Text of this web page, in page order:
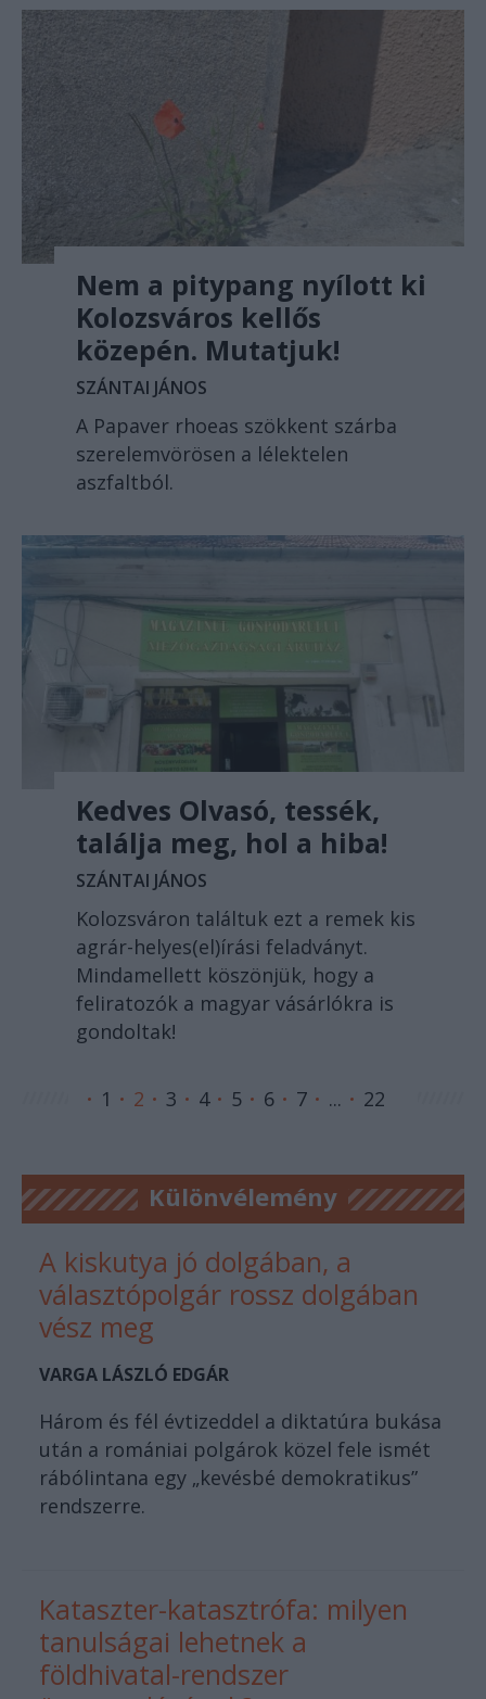
Nem a pitypang nyílott ki
Kolozsváros kellős
közepén. Mutatjuk!
SZÁNTAI JÁNOS
A Papaver rhoeas szökkent szárba
szerelemvörösen a lélektelen
aszfaltból.
Kedves Olvasó, tessék,
találja meg, hol a hiba!
SZÁNTAI JÁNOS
Kolozsváron találtuk ezt a remek kis
agrár-helyes(el)írási feladványt.
Mindamellett köszönjük, hogy a
feliratozók a magyar vásárlókra is
gondoltak!
1 2 3 4 5 6 7 ... 22
Különvélemény
A kiskutya jó dolgában, a
választópolgár rossz dolgában
vész meg
VARGA LÁSZLÓ EDGÁR
Három és fél évtizeddel a diktatúra bukása
után a romániai polgárok közel fele ismét
rábólintana egy „kevésbé demokratikus”
rendszerre.
Kataszter-katasztrófa: milyen
tanulságai lehetnek a
földhivatal-rendszer